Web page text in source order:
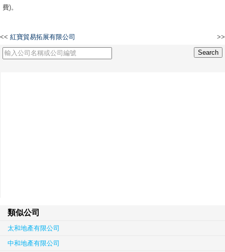
費)。
<< 紅寶貿易拓展有限公司 >>
類似公司
太和地產有限公司
中和地產有限公司